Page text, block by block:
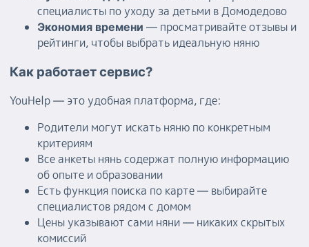
специалисты по уходу за детьми в Домодедово
Экономия времени — просматривайте отзывы и
рейтинги, чтобы выбрать идеальную няню
Как работает сервис?
YouHelp — это удобная платформа, где:
Родители могут искать няню по конкретным
критериям
Все анкеты нянь содержат полную информацию
об опыте и образовании
Есть функция поиска по карте — выбирайте
специалистов рядом с домом
Цены указывают сами няни — никаких скрытых
комиссий